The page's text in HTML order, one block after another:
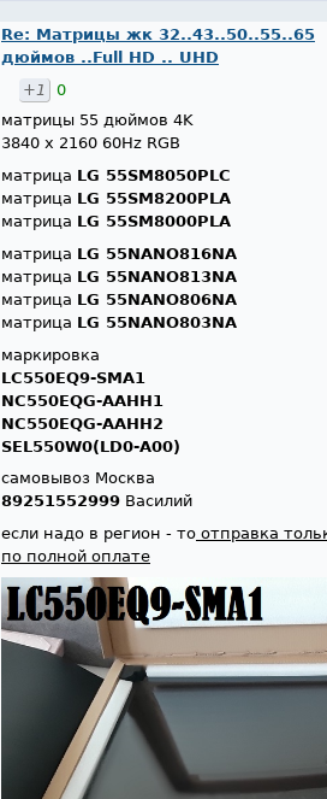
Re: Матрицы жк 32..43..50..55..65
дюймов ..Full HD .. UHD
+1
0
матрицы 55 дюймов 4K
3840 x 2160 60Hz RGB
матрица LG 55SM8050PLC
матрица LG 55SM8200PLA
матрица LG 55SM8000PLA
матрица LG 55NANO816NA
матрица LG 55NANO813NA
матрица LG 55NANO806NA
матрица LG 55NANO803NA
маркировка
LC550EQ9-SMA1
NC550EQG-AAHH1
NC550EQG-AAHH2
SEL550W0(LD0-A00)
самовывоз Москва
89251552999 Василий
если надо в регион - то отправка
по полной оплате